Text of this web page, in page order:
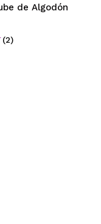
de Algodón
(2)